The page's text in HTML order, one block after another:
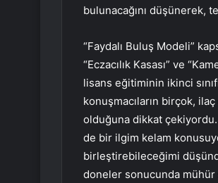
bulunacağını düşünerek,
“Faydalı Buluş Modeli”
“Eczacılık Kasası” ve
lisans eğitiminin ikinci
konuşmacıların birçok,
olduğuna dikkat
de bir ilgim kelam
birleştirebileceğimi
doneler sonucunda mühür